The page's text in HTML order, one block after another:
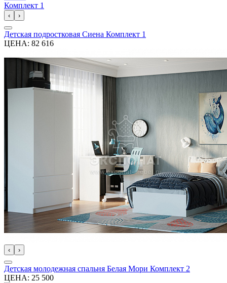
‹ ›
Детская подростковая Сиена Комплект 1
ЦЕНА: 82 616
‹ ›
Детская молодежная спальня Белая Мори Комплект 2
ЦЕНА: 25 500